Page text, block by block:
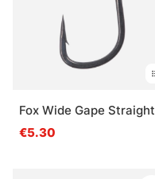
Fox Wide Gape Straight
€5.30